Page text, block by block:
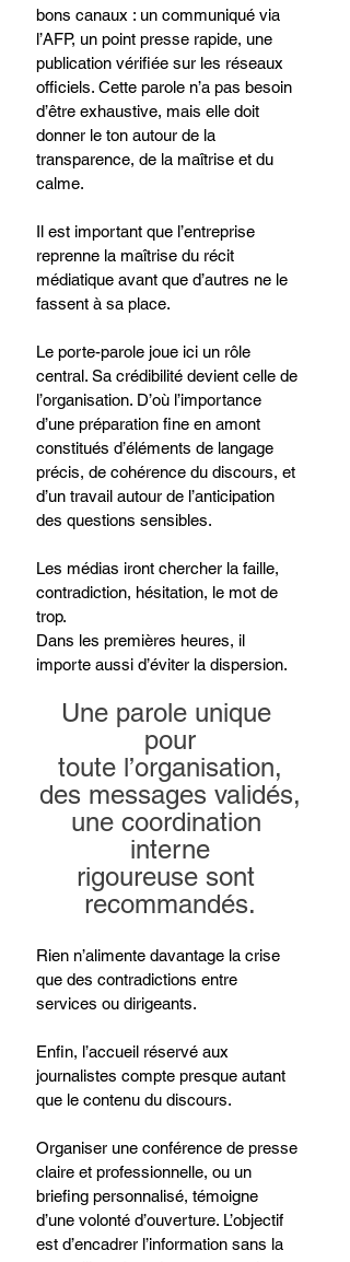
bons canaux : un communiqué via
l’AFP, un point presse rapide, une
publication vérifiée sur les réseaux
officiels. Cette parole n’a pas besoin
d’être exhaustive, mais elle doit
donner le ton autour de la
transparence, de la maîtrise et du
calme.
Il est important que l’entreprise
reprenne la maîtrise du récit
médiatique avant que d’autres ne le
fassent à sa place.
Le porte-parole joue ici un rôle
central. Sa crédibilité devient celle de
l’organisation. D’où l’importance
d’une préparation fine en amont
constitués d’éléments de langage
précis, de cohérence du discours, et
d’un travail autour de l’anticipation
des questions sensibles.
Les médias iront chercher la faille,
contradiction, hésitation, le mot de
trop.
Dans les premières heures, il
importe aussi d’éviter la dispersion.
Une parole unique
pour
toute l’organisation,
des messages validés,
une coordination
interne
rigoureuse sont
recommandés.
Rien n’alimente davantage la crise
que des contradictions entre
services ou dirigeants.
Enfin, l’accueil réservé aux
journalistes compte presque autant
que le contenu du discours.
Organiser une conférence de presse
claire et professionnelle, ou un
briefing personnalisé, témoigne
d’une volonté d’ouverture. L’objectif
est d’encadrer l’information sans la